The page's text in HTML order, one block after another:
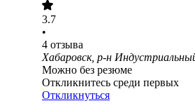
3.7
•
4 отзыва
Хабаровск, р-н
Можно без резюме
Откликнитесь среди первых
Откликнуться